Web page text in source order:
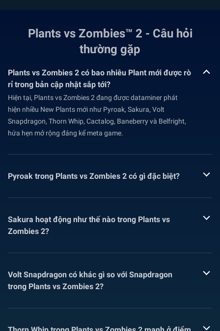
Plants vs Zombies™ 2 - Câu hỏi
thường gặp
Plants vs Zombies 2 có bao nhiêu Plant mới được rò
rỉ trong bản cập nhật sắp tới?
Hiện tại, Plants vs Zombies 2 đang được dataminer phát
hiện nhiều New Plants mới như Pyroak, Sakura, Volt
Snapdragon, Thorn Whip, Cactalog, Baneberry và Belfright,
hứa hẹn mở rộng đáng kể meta game.
Pyroak trong Plants vs Zombies 2 có gì đặc biệt?
Sakura hoạt động như thế nào trong Plants vs
Zombies 2?
Volt Snapdragon có khác gì so với Snapdragon
trong Plants vs Zombies 2?